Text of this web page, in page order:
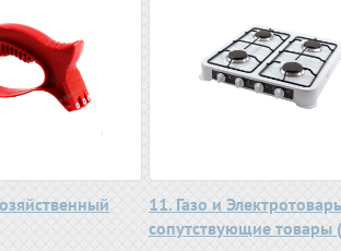
11. Газо и
сопутствующие товары